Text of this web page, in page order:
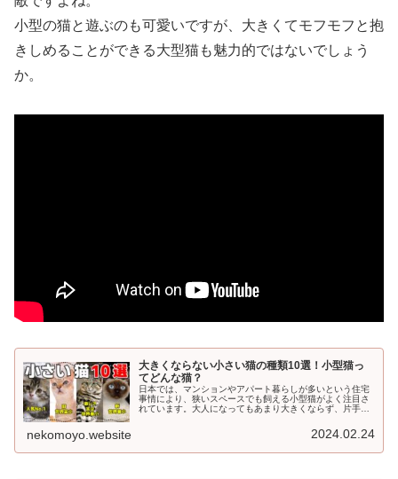
小型の猫と遊ぶのも可愛いですが、大きくてモフモフと抱
きしめることができる大型猫も魅力的ではないでしょう
か。
大きくならない小さい猫の種類10選！小型猫っ
てどんな猫？
日本では、マンションやアパート暮らしが多いという住宅
事情により、狭いスペースでも飼える小型猫がよく注目さ
れています。大人になってもあまり大きくならず、片手で
nekomoyo.website 2024.02.24